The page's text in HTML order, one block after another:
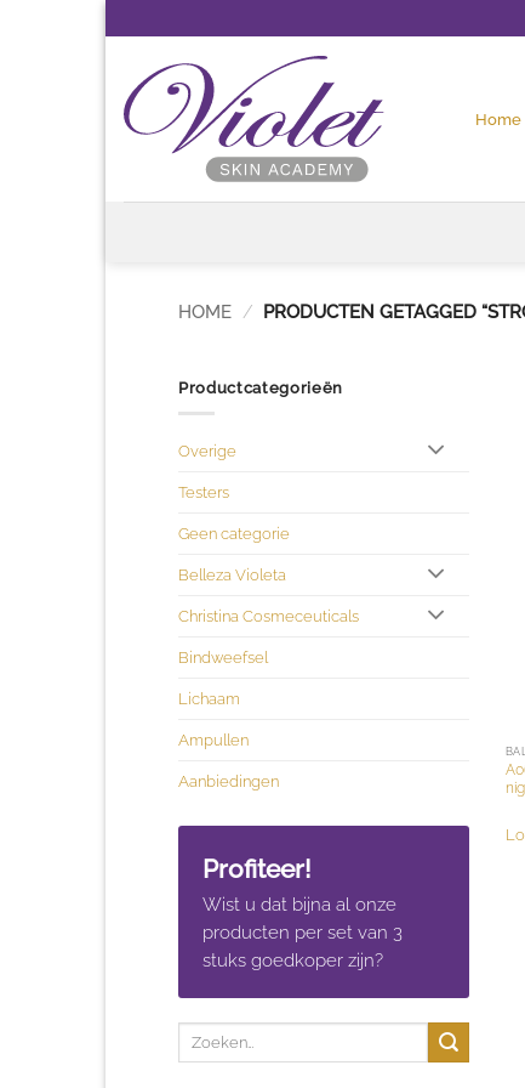
naar
Home
HOME / PRODUCTEN GETAGGED
Productcategorieën
Overige
Testers
Geen categorie
Belleza Violeta
Christina Cosmeceuticals
Bindweefsel
Lichaam
Ampullen
Aanbiedingen
Profiteer!
Wist u dat bijna al onze
producten per set van 3
stuks goedkoper zijn?
Zoeken